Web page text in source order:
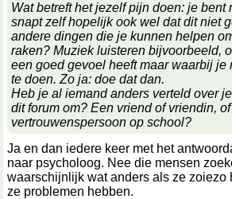
Wat betreft het jezelf pijn doen: je bent
snapt zelf hopelijk ook wel dat dit niet
andere dingen die je kunnen helpen
raken? Muziek luisteren bijvoorbeeld,
een goed gevoel heeft maar waarbij je
te doen. Zo ja: doe dat dan.
Heb je al iemand anders verteld over
dit forum om? Een vriend of vriendin,
vertrouwenspersoon op school?
Ja en dan iedere keer met het
naar psycholoog. Nee die mensen
waarschijnlijk wat anders als ze zoiezo
ze problemen hebben.